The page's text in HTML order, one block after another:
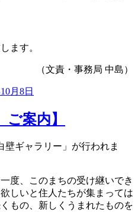
ます。
（文責・事務局 中島）
月8日
案内】
壁ギャラリー」が行われま
度、このまちの受け継いでき
しいと住人たちが集まっては
もの、新しくうまれたものを